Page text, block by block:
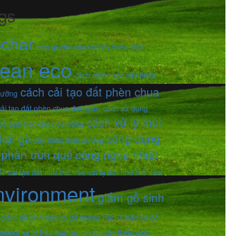
bón gì cho cây khi cây thiếu chất
eco cách chăm sóc cây thiếu
cách cải tạo đất phèn chua
tạo đất phèn chua đơn giản cách sử dụng
sinh học cho hoa hồng cách xử lý mùi
gà cây thiếu dinh dưỡng công dụng
trùn quếcông nghệ nhiệt
cải tạo đất như thế nào cải tạ đất như thế nào
giấm gỗ sinh
giấm gỗ sinh học có tốt không hắc ín bảo vệ gỗ
xử lý trấu hun làm gì khi cây thiếu dinh